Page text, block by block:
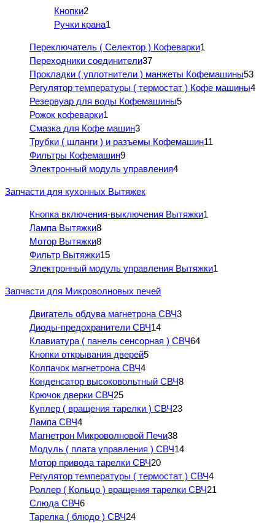
Кнопки2
Ручки крана1
Переключатель ( Селектор ) Кофеварки1
Переходники соединители37
Прокладки ( уплотнители ) манжеты Кофемашины53
Регулятор температуры ( термостат ) Кофе машины4
Резервуар для воды Кофемашины5
Рожок кофеварки1
Смазка для Кофе машин3
Трубки ( шланги ) и разъемы Кофемашин11
Фильтры Кофемашин9
Электронный модуль управления4
Запчасти для кухонных Вытяжек
Кнопка включения-выключения Вытяжки1
Лампа Вытяжки8
Мотор Вытяжки8
Фильтр Вытяжки15
Электронный модуль управления Вытяжки1
Запчасти для Микроволновых печей
Двигатель обдува магнетрона СВЧ3
Диоды-предохранители СВЧ14
Клавиатура ( панель сенсорная ) СВЧ64
Кнопки открывания дверей5
Колпачок магнетрона СВЧ4
Конденсатор высоковольтный СВЧ8
Крючок дверки СВЧ25
Куплер ( вращения тарелки ) СВЧ23
Лампа СВЧ4
Магнетрон Микроволновой Печи38
Модуль ( плата управления ) СВЧ14
Мотор привода тарелки СВЧ20
Регулятор температуры ( термостат ) СВЧ4
Роллер ( Кольцо ) вращения тарелки СВЧ21
Слюда СВЧ6
Тарелка ( блюдо ) СВЧ24